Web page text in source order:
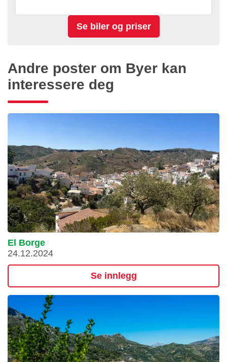
Andre poster om Byer kan
interessere deg
El Borge
24.12.2024
Se innlegg